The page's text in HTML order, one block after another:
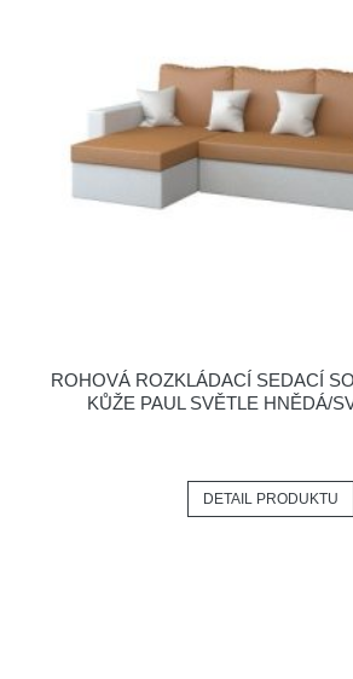
ROHOVÁ ROZKLÁDACÍ SEDACÍ
KŮŽE PAUL SVĚTLE HNĚDÁ/
DETAIL PRODUKTU